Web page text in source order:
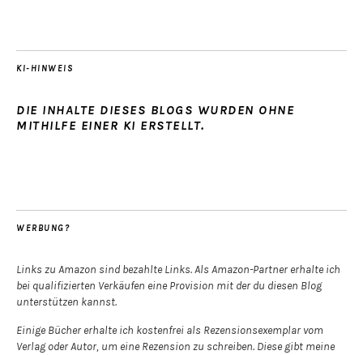
KI-HINWEIS
DIE INHALTE DIESES BLOGS WURDEN OHNE
MITHILFE EINER KI ERSTELLT.
WERBUNG?
Links zu Amazon sind bezahlte Links. Als Amazon-Partner erhalte ich
bei qualifizierten Verkäufen eine Provision mit der du diesen Blog
unterstützen kannst.
Einige Bücher erhalte ich kostenfrei als Rezensionsexemplar vom
Verlag oder Autor, um eine Rezension zu schreiben. Diese gibt meine